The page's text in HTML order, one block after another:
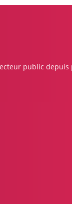
public depuis